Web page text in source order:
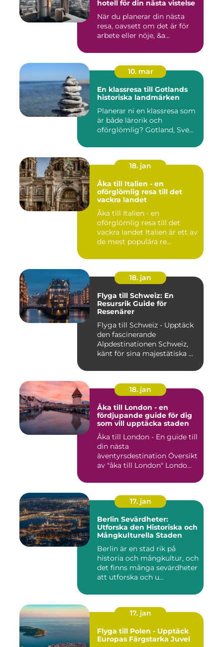
hotell för din nästa vistelse
När du planerar din nästa
resa, oavsett om det är för
arbete eller nöje, &a...
10. mar
En klassresa till Gotlands
historiska landmärken
Planerar ni en klassresa som
är både lärorik och
oförglömlig? Gotland, Sve...
18. jan
Åka till Italien - en
oförglömlig resa till det
vackra landet
Åka till Italien - en
oförglömlig resa till det
vackra landet Italien är ett av
de mest populära re...
18. jan
Flyga till Schweiz: En
Resursrik Guide för
Resenärer
Flyga till Schweiz - Upptäck
den fascinerande
Alpdestinationen Schweiz,
känt för sina majestätiska ...
18. jan
Åka till London - en
fördjupande guide för dig
som vill upptäcka staden
Åka till London - En guide till
din nästa
äventyrsdestination Översikt
av "åka till London" Londo...
17. jan
Berlin Sevärdheter:
Utforska den Historiska och
Mångkulturella Staden
Berlin är en stad rik på
historia och mångkultur, och
det finns många sevärdheter
att utforska och u...
17. jan
Flyga till Polen - Upptäck
Europas Färgstarka Juvel